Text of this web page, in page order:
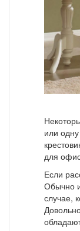
или
для
Если
Обычно
случае,